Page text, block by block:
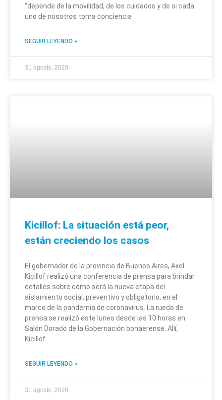
“depende de la movilidad, de los cuidados y de si cada
uno de nosotros toma conciencia
SEGUIR LEYENDO »
31 agosto, 2020
Kicillof: La situación está peor,
están creciendo los casos
El gobernador de la provincia de Buenos Aires, Axel
Kicillof realizó una conferencia de prensa para brindar
detalles sobre cómo será la nueva etapa del
aislamiento social, preventivo y obligatorio, en el
marco de la pandemia de coronavirus. La rueda de
prensa se realizó este lunes desde las 10 horas en
Salón Dorado de la Gobernación bonaerense. Allí,
Kicillof
SEGUIR LEYENDO »
31 agosto, 2020